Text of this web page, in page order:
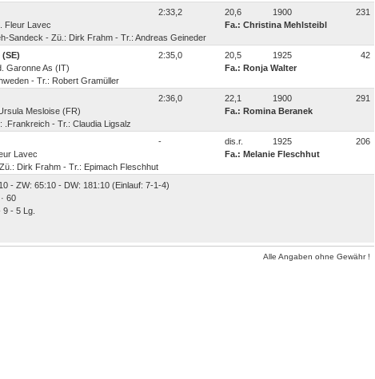
2:33,2 20,6 1900
231
Fleur Lavec
Fa.: Christina Mehlsteibl
Sandeck - Zü.: Dirk Frahm - Tr.: Andreas Geineder
2:35,0 20,5 1925
42
Garonne As (IT)
Fa.: Ronja Walter
- Tr.: Robert Gramüller
2:36,0 22,1 1900
291
Mesloise (FR)
Fa.: Romina Beranek
.Frankreich - Tr.: Claudia Ligsalz
- dis.r. 1925
206
Lavec
Fa.: Melanie Fleschhut
Dirk Frahm - Tr.: Epimach Fleschhut
- ZW: 65:10 - DW: 181:10 (Einlauf: 7-1-4)
60
- 5 Lg.
Alle Angaben ohne Gewähr !